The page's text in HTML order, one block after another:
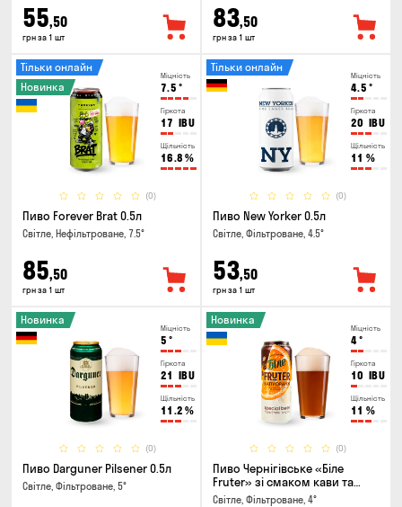
55,50
грн за 1 шт
83,50
грн за 1 шт
Міцність
7.5 °
Гіркота
17 IBU
Щільність
16.8 %
(0)
Тільки онлайн
Новинка
Пиво Forever Brat 0.5л
Світле, Нефільтроване, 7.5°
85,50
грн за 1 шт
Міцність
4.5 °
Гіркота
20 IBU
Щільність
11 %
(0)
Тільки онлайн
Пиво New Yorker 0.5л
Світле, Фільтроване, 4.5°
53,50
грн за 1 шт
Міцність
5 °
Гіркота
21 IBU
Щільність
11.2 %
(0)
Новинка
Пиво Darguner Pilsener 0.5л
Світле, Фільтроване, 5°
Міцність
4°
Гіркота
10 IBU
Щільність
11 %
(0)
Новинка
Пиво Чернігівське «Біле
Fruter» зі смаком кави та
апельсину 0.5л
Світле, Фільтроване, 4°